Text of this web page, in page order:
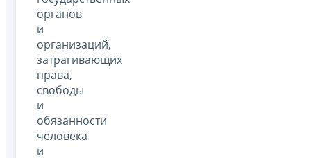
органов
и
организаций,
затрагивающих
права,
свободы
и
обязанности
человека
и